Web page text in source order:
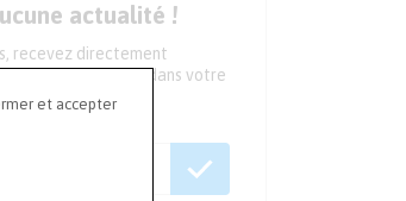
et accepter
actualité !
recevez directement
du secteur dans votre